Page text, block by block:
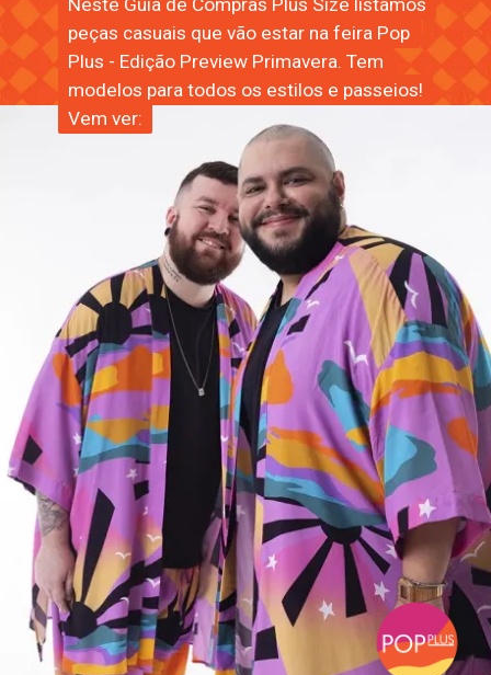
Neste Guia de Compras Plus Size listamos
peças casuais que vão estar na feira Pop
Plus - Edição Preview Primavera. Tem
modelos para todos os estilos e passeios!
Vem ver:
Neste Guia de Compras Plus Size listamos
peças casuais que vão estar na feira Pop
Plus - Edição Preview Primavera. Tem
modelos para todos os estilos e passeios!
Vem ver: